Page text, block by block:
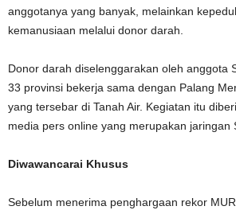
anggotanya yang banyak, melainkan
kemanusiaan melalui donor darah.
Donor darah diselenggarakan oleh anggota
33 provinsi bekerja sama dengan Palang
yang tersebar di Tanah Air. Kegiatan itu
media pers online yang merupakan jaringan
Diwawancarai Khusus
Sebelum menerima penghargaan rekor